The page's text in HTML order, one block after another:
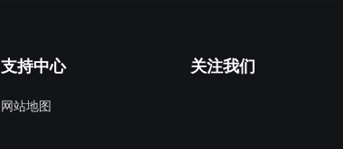
支持中心
网站地图
关注我们